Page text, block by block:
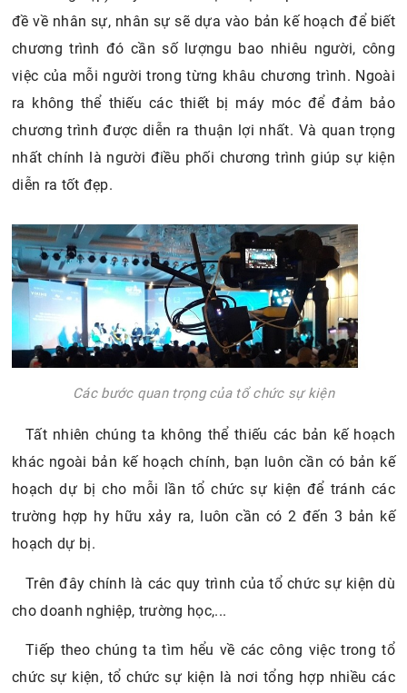
đề về nhân sự, nhân sự sẽ dựa vào bản kế hoạch để biết
chương trình đó cần số lượngu bao nhiêu người, công
việc của mỗi người trong từng khâu chương trình. Ngoài
ra không thể thiếu các thiết bị máy móc để đảm bảo
chương trình được diễn ra thuận lợi nhất. Và quan trọng
nhất chính là người điều phối chương trình giúp sự kiện
diễn ra tốt đẹp.
Các bước quan trọng của tổ chức sự kiện
Tất nhiên chúng ta không thể thiếu các bản kế hoạch
khác ngoài bản kế hoạch chính, bạn luôn cần có bản kế
hoạch dự bị cho mỗi lần tổ chức sự kiện để tránh các
trường hợp hy hữu xảy ra, luôn cần có 2 đến 3 bản kế
hoạch dự bị.
Trên đây chính là các quy trình của tổ chức sự kiện dù
cho doanh nghiệp, trường học,...
Tiếp theo chúng ta tìm hểu về các công việc trong tổ
chức sự kiện, tổ chức sự kiện là nơi tổng hợp nhiều các